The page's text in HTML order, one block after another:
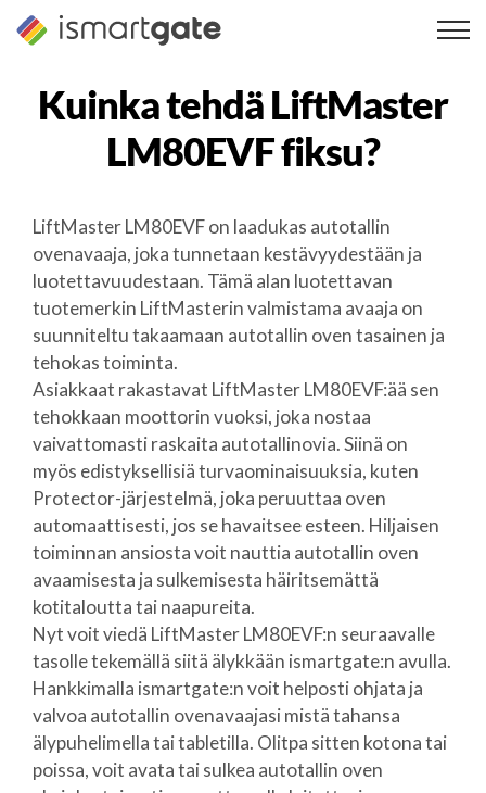
Siirry
sisältöön
Kuinka tehdäLiftMaster
LM80EVFfiksu?
LiftMaster LM80EVF on laadukas autotallin
ovenavaaja, joka tunnetaan kestävyydestään ja
luotettavuudestaan. Tämä alan luotettavan
tuotemerkin LiftMasterin valmistama avaaja on
suunniteltu takaamaan autotallin oven tasainen ja
tehokas toiminta.
Asiakkaat rakastavat LiftMaster LM80EVF:ää sen
tehokkaan moottorin vuoksi, joka nostaa
vaivattomasti raskaita autotallinovia. Siinä on
myös edistyksellisiä turvaominaisuuksia, kuten
Protector-järjestelmä, joka peruuttaa oven
automaattisesti, jos se havaitsee esteen. Hiljaisen
toiminnan ansiosta voit nauttia autotallin oven
avaamisesta ja sulkemisesta häiritsemättä
kotitaloutta tai naapureita.
Nyt voit viedä LiftMaster LM80EVF:n seuraavalle
tasolle tekemällä siitä älykkään ismartgate:n avulla.
Hankkimalla ismartgate:n voit helposti ohjata ja
valvoa autotallin ovenavaajasi mistä tahansa
älypuhelimella tai tabletilla. Olitpa sitten kotona tai
poissa, voit avata tai sulkea autotallin oven